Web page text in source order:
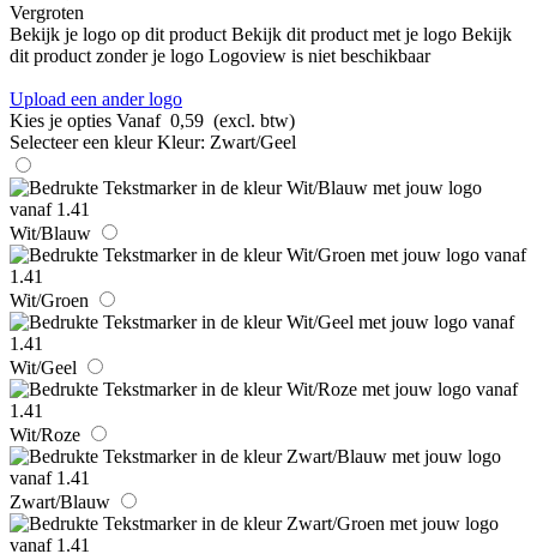
Vergroten
Bekijk je logo op dit product Bekijk dit product met je logo Bekijk
dit product zonder je logo Logoview is niet beschikbaar
Upload een ander logo
Kies je opties Vanaf 0,59 (excl. btw)
Selecteer een kleur Kleur: Zwart/Geel
Wit/Blauw
Wit/Groen
Wit/Geel
Wit/Roze
Zwart/Blauw